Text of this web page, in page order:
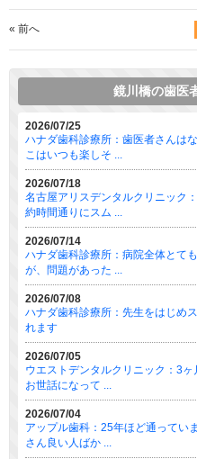
« 前へ
鏡川橋の歯医
2026/07/25
ハナダ歯科診療所：歯医者さんは
こはいつも楽しそ ...
2026/07/18
名古屋アリスデンタルクリニック
約時間通りにスム ...
2026/07/14
ハナダ歯科診療所：病院全体とて
が、問題があった ...
2026/07/08
ハナダ歯科診療所：先生をはじめ
れます
2026/07/05
ウエストデンタルクリニック：3
お世話になって ...
2026/07/04
アップル歯科：25年ほど通ってい
さん良い人ばか ...